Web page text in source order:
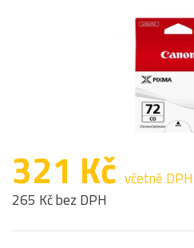
321 Kč včetně DPH
265 Kč bez DPH